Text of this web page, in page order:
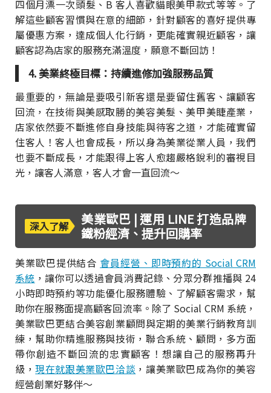
四個月漂一次頭髮、B 客人喜歡貓眼美甲款式等等。了
解這些顧客習慣與在意的細節，針對顧客的喜好提供專
屬優惠方案，達成個人化行銷，更能確實親近顧客，讓
顧客認為店家的服務充滿溫度，願意不斷回訪！
4. 美業終極目標：持續進修加強服務品質
最重要的，無論是要吸引新客還是要留住舊客、讓顧客
回流，在技術與美感取勝的美容美髮、美甲美睫產業，
店家依然要不斷進修自身技能與待客之道，才能確實留
住客人！客人也會成長，所以身為美業從業人員，我們
也要不斷成長，才能跟得上客人愈趨嚴格銳利的審視目
光，讓客人滿意，客人才會一直回流～
深入了解
美業歐巴 | 運用 LINE 打造品牌
鐵粉經濟、提升回購率
美業歐巴提供結合 會員經營、即時預約的 Social CRM
系統 ，讓你可以透過會員消費記錄、分眾分群推播與 24
小時即時預約等功能優化服務體驗、了解顧客需求，幫
助你在服務面提高顧客回流率。除了 Social CRM 系統，
美業歐巴更結合美容創業顧問與定期的美業行銷教育訓
練，幫助你精進服務與技術，聯合系統、顧問，多方面
帶你創造不斷回流的忠實顧客！想讓自己的服務再升
級，現在就跟美業歐巴洽談 ，讓美業歐巴成為你的美容
經營創業好夥伴～